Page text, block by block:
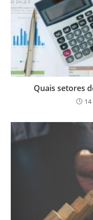
Quais setores